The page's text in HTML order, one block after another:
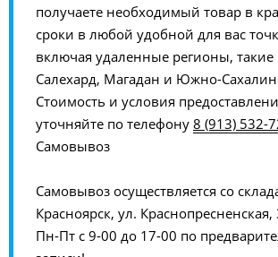
получаете необходимый товар в
сроки в любой удобной для вас
включая удаленные регионы, такие
Салехард, Магадан и Южно-
Стоимость и условия
уточняйте по телефону 8 (913) 532-
Самовывоз
Самовывоз осуществляется со
Красноярск, ул. Краснопресненская,
Пн-Пт с 9-00 до 17-00 по